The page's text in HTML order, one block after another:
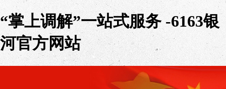
“掌上调解”一站式服务 -6163银
河官方网站